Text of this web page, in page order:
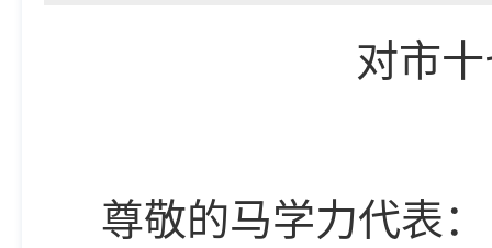
对市十
尊敬的马学力代表：